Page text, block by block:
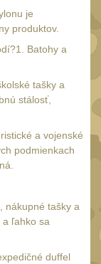
je
produktov.
Batohy a
tašky a
stálosť,
a vojenské
podmienkach
nákupné tašky a
a ľahko sa
duffel